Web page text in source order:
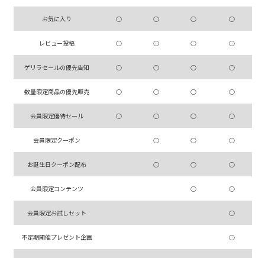
お気に入り ○ ○ ○ ○
レビュー投稿 ○ ○ ○ ○
ゲリラセールの優先告知 ○ ○ ○ ○
数量限定商品の優先販売 ○ ○ ○ ○
会員限定優待セール ○ ○ ○ ○
会員限定クーポン ○ ○ ○
お誕生日クーポン配布 ○ ○ ○
会員限定コンテンツ ○ ○
会員限定お試しセット ○
不定期開催プレゼント企画 ○